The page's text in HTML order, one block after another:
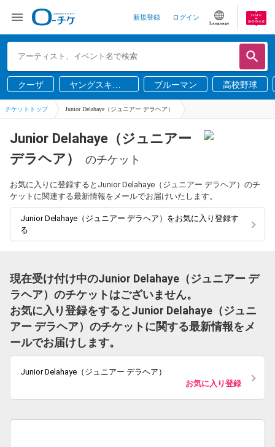
新規登録 ログイン
Language
クーザ
ヤングスキニ
ー
ブルーマン 高校野球
チケットトップ Junior Delahaye（ジュニアー デラヘア）
Junior Delahaye（ジュニアー
デラヘア）
のチケット
お気に入りに登録するとJunior Delahaye（ジュニアー デラヘア）のチ
ケットに関連する最新情報をメールでお届けいたします。
Junior Delahaye（ジュニアー デラヘア）をお気に入り登録す
る
現在受け付け中のJunior Delahaye（ジュニアー デ
ラヘア）のチケットはございません。
お気に入り登録をするとJunior Delahaye（ジュニ
アー デラヘア）のチケットに関する最新情報をメ
ールでお届けします。
Junior Delahaye（ジュニアー デラヘア）
お気に入り登録